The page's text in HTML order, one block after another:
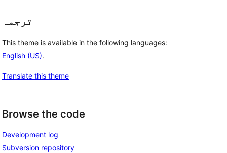
ترجمہ
This theme is available in the following languages:
English (US).
Translate this theme
Browse the code
Development log
Subversion repository